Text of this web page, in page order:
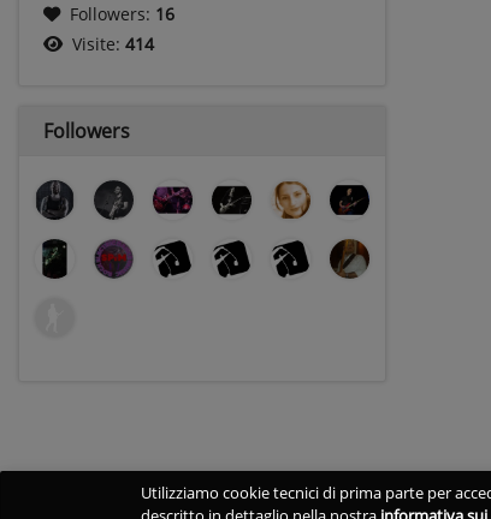
Followers: 16
Visite: 414
Followers
Utilizziamo cookie tecnici di prima parte per